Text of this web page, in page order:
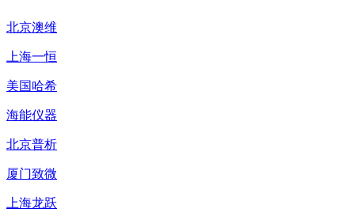
北京澳维
上海一恒
美国哈希
海能仪器
北京普析
厦门致微
上海龙跃